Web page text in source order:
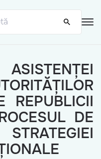
REPUBLICII
DE